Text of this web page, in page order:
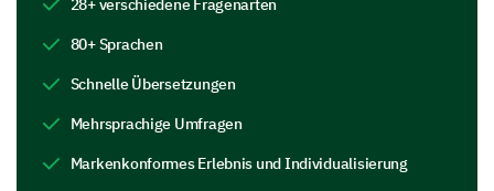
80+ Sprachen
Schnelle Übersetzungen
Mehrsprachige Umfragen
Markenkonformes Erlebnis und Individualisierung